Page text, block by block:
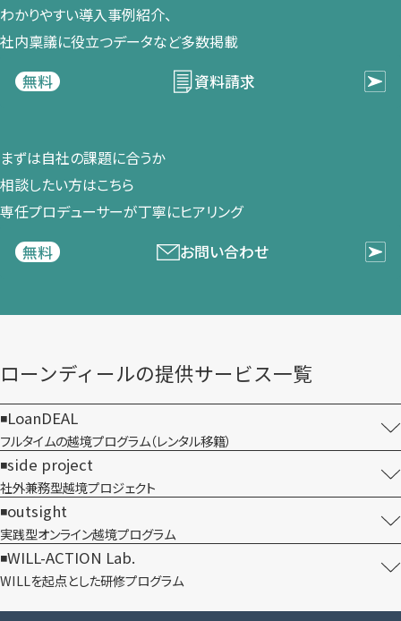
わかりやすい導入事例紹介、​
社内稟議に​役立つデータなど​多数掲載
無料
資料請求
まずは​自社の​課題に​合うか​
相談したい方は​こちら
専任プロデューサーが​丁寧に​ヒアリング
無料
お問い合わせ
ローンディールの​提供サービス一覧
LoanDEAL
フルタイムの越境プログラム​（レンタル移籍）
side project
社外兼務型​越境プロジェクト
outsight
実践型オンライン​越境プログラム
WILL-ACTION Lab.
WILLを​起点とした​研修プログラム